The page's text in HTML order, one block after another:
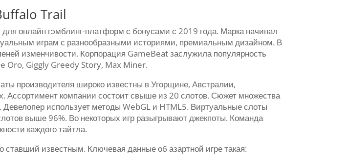
Trail
онлайн гэмблинг-платформ с бонусами с 2019 года. Марка начинал
играм с разнообразными историями, премиальным дизайном. В
изменчивости. Корпорация GameBeat заслужила популярность
Oro, Giggly Greedy Story, Max Miner.
производителя широко известны в Угорщине, Австралии,
Ассортимент компании состоит свыше из 20 слотов. Сюжет множества
использует методы WebGL и HTML5. Виртуальные слоты
выше 96%. Во некоторых игр разыгрывают джекпоты. Команда
каждого тайтла.
известным. Ключевая данные об азартной игре такая: